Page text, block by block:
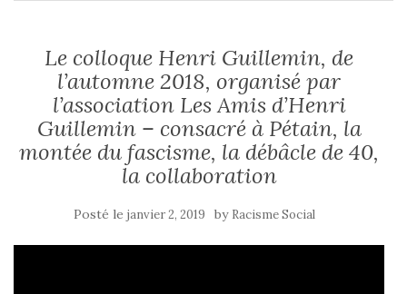
Le colloque Henri Guillemin, de
l’automne 2018, organisé par
l’association Les Amis d’Henri
Guillemin – consacré à Pétain, la
montée du fascisme, la débâcle de 40,
la collaboration
Posté le janvier 2, 2019 by Racisme Social